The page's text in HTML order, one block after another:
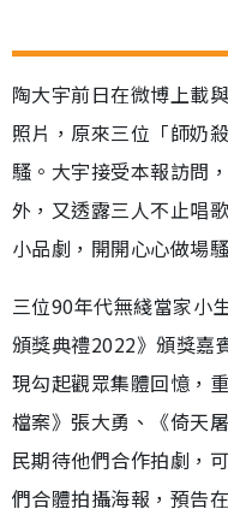
陶大宇前日在微博上載
照片，原來三位「師奶
騷。大宇接受本報訪問
外，又透露三人不止唱
小品劇，開開心心做場騷
三位90年代無綫當家小
頒獎典禮2022》頒獎嘉
現勾起觀眾集體回憶，
檔案》張大勇、《倚天
民期待他們合作拍劇，
們合體拍攝海報，預告